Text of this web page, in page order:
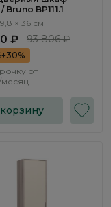
Bruno BP111.1
× 36 см
₽ 93 806 ₽
от
месяц